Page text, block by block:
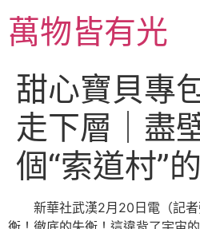
主萬物皆有光
甜心寶貝專
走下層｜盡
個“索道村”
新華社武漢2月20日電（記